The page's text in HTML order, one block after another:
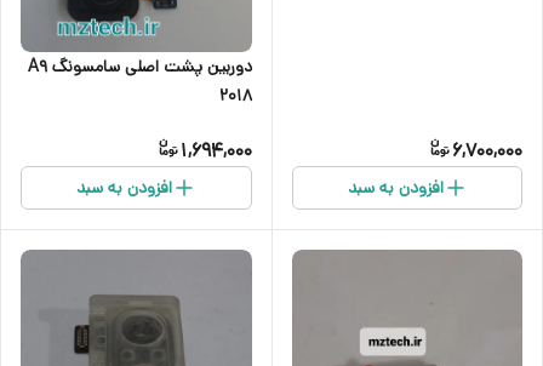
6,700,000
افزودن به سبد
دوربین پشت اصلی سامسونگ A9
2018
1,694,000
افزودن به سبد